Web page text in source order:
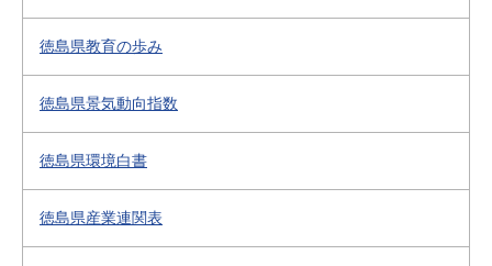
徳島県教育の歩み
徳島県景気動向指数
徳島県環境白書
徳島県産業連関表